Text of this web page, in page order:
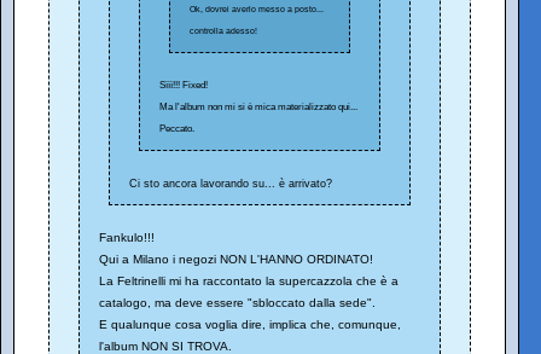
Ok, dovrei averlo messo a posto...
controlla adesso!
Sììì!!! Fixed!
Ma l'album non mi si è mica materializzato qui...
Peccato.
Ci sto ancora lavorando su... è arrivato?
Fankulo!!!
Qui a Milano i negozi NON L'HANNO ORDINATO!
La Feltrinelli mi ha raccontato la supercazzola che è a
catalogo, ma deve essere "sbloccato dalla sede".
E qualunque cosa voglia dire, implica che, comunque,
l'album NON SI TROVA.